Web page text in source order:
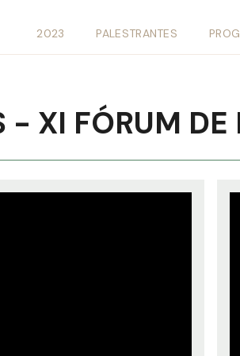
2023 PALESTRANTES
- XI FÓRUM DE